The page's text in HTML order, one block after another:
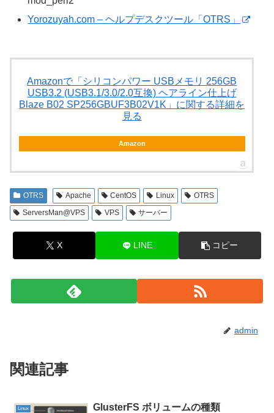
Yorozuyah.com – ヘルプデスクツール「OTRS」
Amazonで「シリコンパワー USBメモリ 256GB
USB3.2 (USB3.1/3.0/2.0互換) ヘアライン仕上げ
Blaze B02 SP256GBUF3B02V1K」に関する詳細を
見る
Amazon
OTRS Apache CentOS Linux
OTRS
ServersMan@VPS
VPS サーバー
X LINE コピー
admin
関連記事
Linux GlusterFS ボリュームの種類